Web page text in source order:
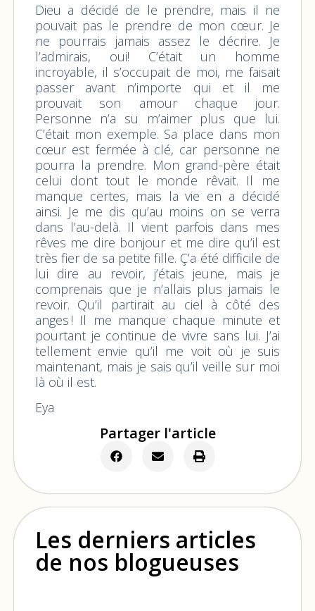
Dieu a décidé de le prendre, mais il ne
pouvait pas le prendre de mon cœur. Je
ne pourrais jamais assez le décrire. Je
l’admirais, oui! C’était un homme
incroyable, il s’occupait de moi, me faisait
passer avant n’importe qui et il me
prouvait son amour chaque jour.
Personne n’a su m’aimer plus que lui.
C’était mon exemple. Sa place dans mon
cœur est fermée à clé, car personne ne
pourra la prendre. Mon grand-père était
celui dont tout le monde rêvait. Il me
manque certes, mais la vie en a décidé
ainsi. Je me dis qu’au moins on se verra
dans l’au-delà. Il vient parfois dans mes
rêves me dire bonjour et me dire qu’il est
très fier de sa petite fille. Ç’a été difficile de
lui dire au revoir, j’étais jeune, mais je
comprenais que je n’allais plus jamais le
revoir. Qu’il partirait au ciel à côté des
anges ! Il me manque chaque minute et
pourtant je continue de vivre sans lui. J’ai
tellement envie qu’il me voit où je suis
maintenant, mais je sais qu’il veille sur moi
là où il est.
Eya
Partager l'article
Les derniers articles
de nos blogueuses